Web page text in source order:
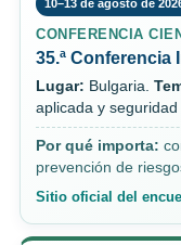
10–13 de agosto de
CONFERENCIA
35.ª
Lugar: Bulgaria.
aplicada y seguridad
Por qué importa:
prevención de
Sitio oficial del